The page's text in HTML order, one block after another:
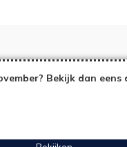
Bekijk dan eens